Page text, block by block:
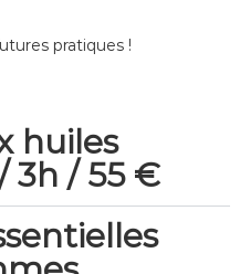
pratiques !
huiles
3h / 55 €